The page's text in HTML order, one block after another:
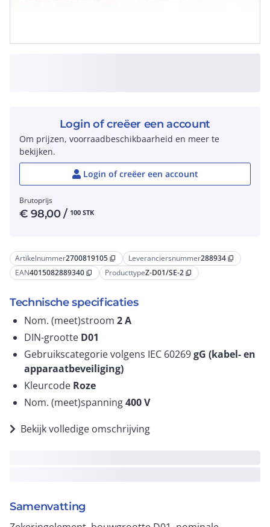
Artikelnummer2700819105 content_copy Leveranciersnummer288934 content_copy
EAN4015082889340 content_copy ProducttypeZ-D01/SE-2 content_copy
Technische specificaties
Nom. (meet)stroom 2A
DIN-grootte D01
Gebruikscategorie volgens IEC 60269gG (kabel- en
apparaatbeveiliging)
Kleurcode Roze
Nom. (meet)spanning400V
Bekijk volledige omschrijving
Samenvatting
Login of creëer een account
Om prijzen, voorraadbeschikbaarheid en meer te
bekijken.
Login of creëer een account
Brutoprijs
€98,00/ 100 STK